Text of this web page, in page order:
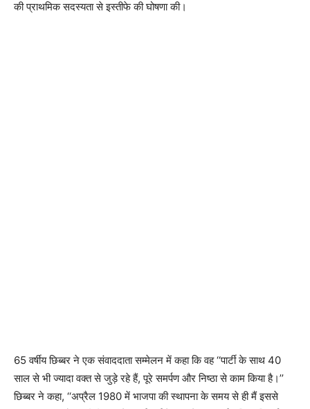
की प्राथमिक सदस्यता से इस्तीफे की घोषणा की।
65 वर्षीय छिब्बर ने एक संवाददाता सम्मेलन में कहा कि वह ‘‘पार्टी के साथ 40
साल से भी ज्यादा वक्त से जुड़े रहे हैं, पूरे समर्पण और निष्ठा से काम किया है।’’
छिब्बर ने कहा, ‘‘अप्रैल 1980 में भाजपा की स्थापना के समय से ही मैं इससे